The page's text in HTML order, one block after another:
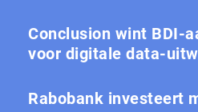
Conclusion wint BDI-
voor digitale data-
Rabobank investeert